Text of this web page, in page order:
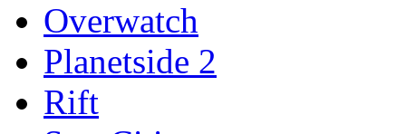
Overwatch
Planetside 2
Rift